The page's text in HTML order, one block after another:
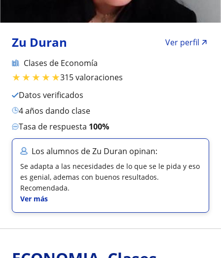
Zu Duran
Ver perfil
Clases de Economía
★★★★★315 valoraciones
Datos verificados
4 años dando clase
Tasa de respuesta 100%
Los alumnos de Zu Duran opinan:
Se adapta a las necesidades de lo que se le pida y eso
es genial, ademas con buenos resultados.
Recomendada.
Ver más